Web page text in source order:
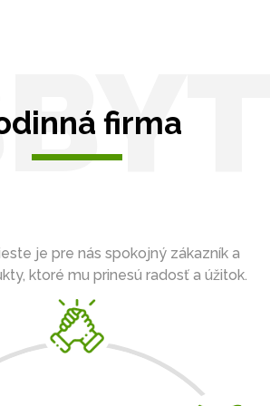
firma
je pre nás spokojný zákazník a
ktoré mu prinesú radosť a úžitok.